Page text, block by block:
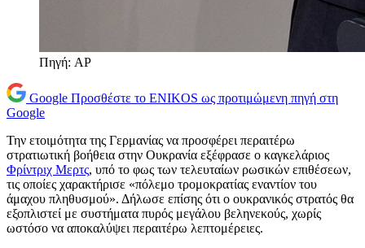
Πηγή: AP
Google Προσθέστε το ENIKOS ως προτιμώμενη πηγή στη
Google
Την ετοιμότητα της Γερμανίας να προσφέρει περαιτέρω
στρατιωτική βοήθεια στην Ουκρανία εξέφρασε ο καγκελάριος
Φρίντριχ Μερτς, υπό το φως των τελευταίων ρωσικών επιθέσεων,
τις οποίες χαρακτήρισε «πόλεμο τρομοκρατίας εναντίον του
άμαχου πληθυσμού». Δήλωσε επίσης ότι ο ουκρανικός στρατός θα
εξοπλιστεί με συστήματα πυρός μεγάλου βεληνεκούς, χωρίς
ωστόσο να αποκαλύψει περαιτέρω λεπτομέρειες.